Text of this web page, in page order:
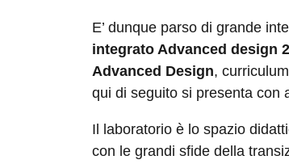
E’ dunque parso di grande
integrato Advanced design
Advanced Design,
qui di seguito si presenta con
Il laboratorio è lo spazio
con le grandi sfide della